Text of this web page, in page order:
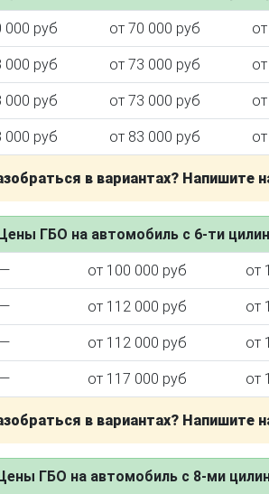
000 руб от 70 000 руб
000 руб от 73 000 руб
000 руб от 73 000 руб
000 руб от 83 000 руб
в вариантах? Напишите
ГБО на автомобиль с 6-ти
— от 100 000 руб от
— от 112 000 руб от
— от 112 000 руб от
— от 117 000 руб от
в вариантах? Напишите
ГБО на автомобиль с 8-ми